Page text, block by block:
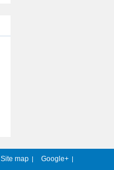
Site map | Google+ |